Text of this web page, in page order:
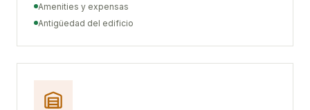
Amenities y expensas
Antigüedad del edificio